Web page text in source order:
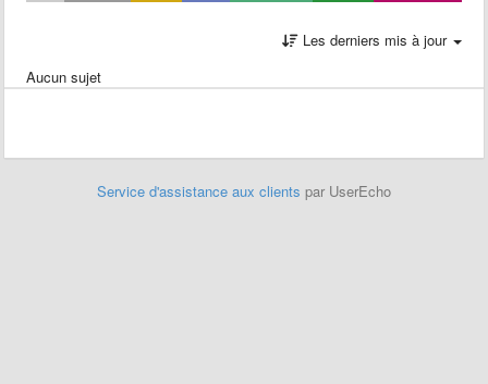
Les derniers mis à jour
Aucun sujet
Service d'assistance aux clients par UserEcho